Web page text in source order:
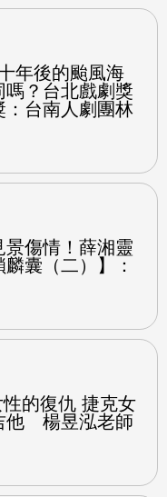
年後的颱風海
嗎？台北戲劇獎
：台南人劇團林
景傷情！薛湘靈
囊（二）】：
的復仇 捷克女
他 楊昱泓老師